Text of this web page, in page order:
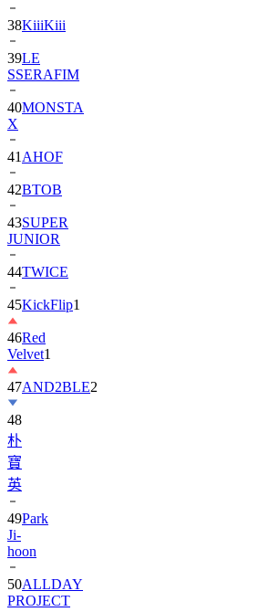
38KiiiKiii
39LE
SSERAFIM
40MONSTA
X
41 AHOF
42BTOB
43SUPER
JUNIOR
44TWICE
45KickFlip1
46Red
Velvet1
47AND2BLE2
48
朴
寶
英
49Park
Ji-
hoon
50ALLDAY
PROJECT